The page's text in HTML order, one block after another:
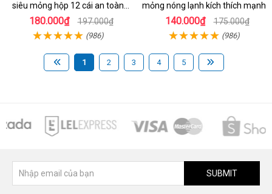
siêu mỏng hộp 12 cái an toàn
chất lượng
180.000₫ 197.000₫
(986)
mỏng nóng lạnh kích thích mạnh
140.000₫ 175.000₫
(986)
1 2 3 4 5
SUBMIT